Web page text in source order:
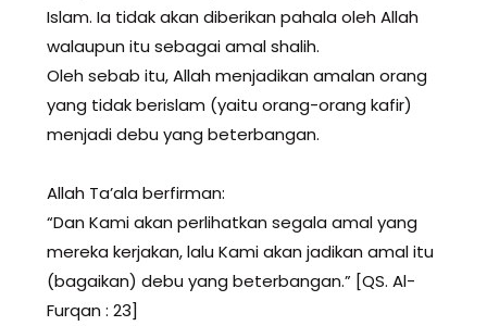
Islam. Ia tidak akan diberikan pahala oleh Allah
walaupun itu sebagai amal shalih.
Oleh sebab itu, Allah menjadikan amalan orang
yang tidak berislam (yaitu orang-orang kafir)
menjadi debu yang beterbangan.
Allah Ta’ala berfirman:
“Dan Kami akan perlihatkan segala amal yang
mereka kerjakan, lalu Kami akan jadikan amal itu
(bagaikan) debu yang beterbangan.” [QS. Al-
Furqan : 23]